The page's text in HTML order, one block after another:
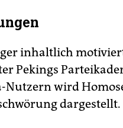
inhaltlich
Pekings
Nutzern wird
dargestellt.